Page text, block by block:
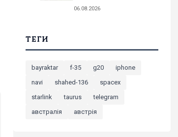
06.08.2026
ТЕГИ
bayraktar f-35 g20
iphone
navi
shahed-136
spacex
starlink
taurus
telegram
австралія
австрія